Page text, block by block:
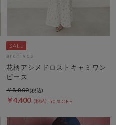
archives
花柄アシメドロストキャミワン
ピース
￥4,400 50％OFF
￥8,800